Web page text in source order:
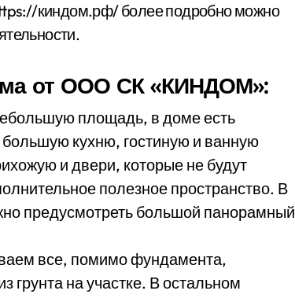
киндом.рф/ более подробно можно
от ООО СК «КИНДОМ»:
площадь, в доме есть
кухню, гостиную и ванную
и двери, которые не будут
полезное пространство. В
предусмотреть большой панорамный
все, помимо фундамента,
грунта на участке. В остальном